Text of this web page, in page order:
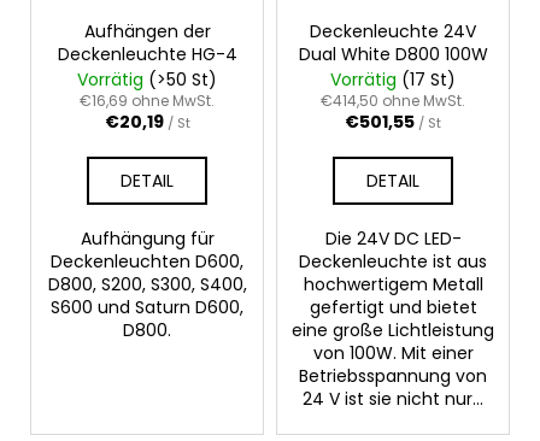
Aufhängen der
Deckenleuchte HG-4
Vorrätig (>50 St)
€16,69 ohne MwSt.
€20,19 / St
DETAIL
Aufhängung für
Deckenleuchten D600,
D800, S200, S300, S400,
S600 und Saturn D600,
D800.
Deckenleuchte 24V
Dual White D800 100W
Vorrätig (17 St)
€414,50 ohne MwSt.
€501,55 / St
DETAIL
Die 24V DC LED-
Deckenleuchte ist aus
hochwertigem Metall
gefertigt und bietet
eine große Lichtleistung
von 100W. Mit einer
Betriebsspannung von
24 V ist sie nicht nur...